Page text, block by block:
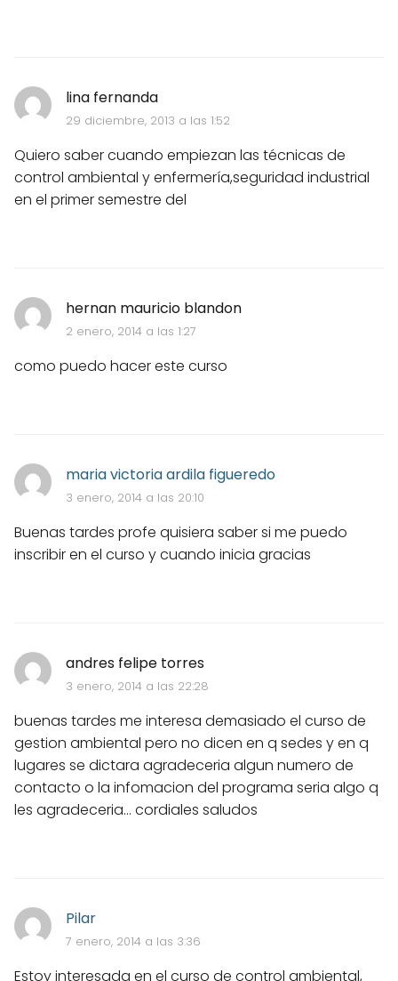
lina fernanda
29 diciembre, 2013 a las 1:52
Quiero saber cuando empiezan las técnicas de
control ambiental y enfermería,seguridad industrial
en el primer semestre del
hernan mauricio blandon
2 enero, 2014 a las 1:27
como puedo hacer este curso
maria victoria ardila figueredo
3 enero, 2014 a las 20:10
Buenas tardes profe quisiera saber si me puedo
inscribir en el curso y cuando inicia gracias
andres felipe torres
3 enero, 2014 a las 22:28
buenas tardes me interesa demasiado el curso de
gestion ambiental pero no dicen en q sedes y en q
lugares se dictara agradeceria algun numero de
contacto o la infomacion del programa seria algo q
les agradeceria... cordiales saludos
Pilar
7 enero, 2014 a las 3:36
Estoy interesada en el curso de control ambiental,